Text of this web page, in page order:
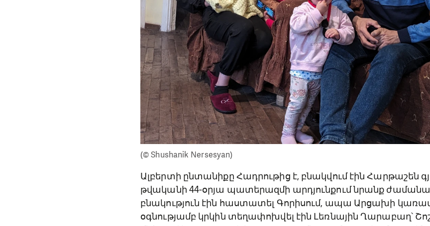
(© Shushanik Nersesyan)
Ալբերտի ընտանիքը Հադրութից է, բնակվում էին Հարթաշեն
թվականի 44-օրյա պատերազմի արդյունքում նրանք
բնակություն էին հաստատել Գորիսում, ապա Արցախի
օգնությամբ կրկին տեղափոխվել էին Լեռնային Ղարաբաղ՝